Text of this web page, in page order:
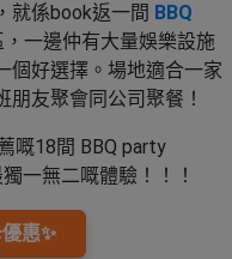
就係book返一間 BBQ
，一邊仲有大量娛樂設施
個好選擇。場地適合一家
友聚會同公司聚餐！
嘅18間 BBQ party
一無二嘅體驗！！！
惠✨